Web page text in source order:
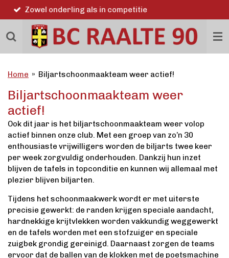
Ga
direct
naar
hoofdinhoud
Word ook lid
Home » Biljartschoonmaakteam weer actief!
Biljartschoonmaakteam weer
actief!
Ook dit jaar is het biljartschoonmaakteam weer volop
actief binnen onze club. Met een groep van zo’n 30
enthousiaste vrijwilligers worden de biljarts twee keer
per week zorgvuldig onderhouden. Dankzij hun inzet
blijven de tafels in topconditie en kunnen wij allemaal met
plezier blijven biljarten.
Tijdens het schoonmaakwerk wordt er met uiterste
precisie gewerkt: de randen krijgen speciale aandacht,
hardnekkige krijtvlekken worden vakkundig weggewerkt
en de tafels worden met een stofzuiger en speciale
zuigbek grondig gereinigd. Daarnaast zorgen de teams
ervoor dat de ballen van de klokken met de poetsmachine